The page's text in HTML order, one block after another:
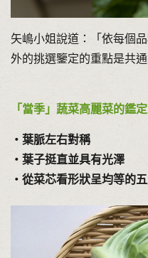
矢嶋小姐說道：「依每個
外的挑選鑒定的重點是共通
「當季」蔬菜高麗菜的鑑
・葉脈左右對稱
・葉子挺直並具有光澤
・從菜芯看形狀呈均等的